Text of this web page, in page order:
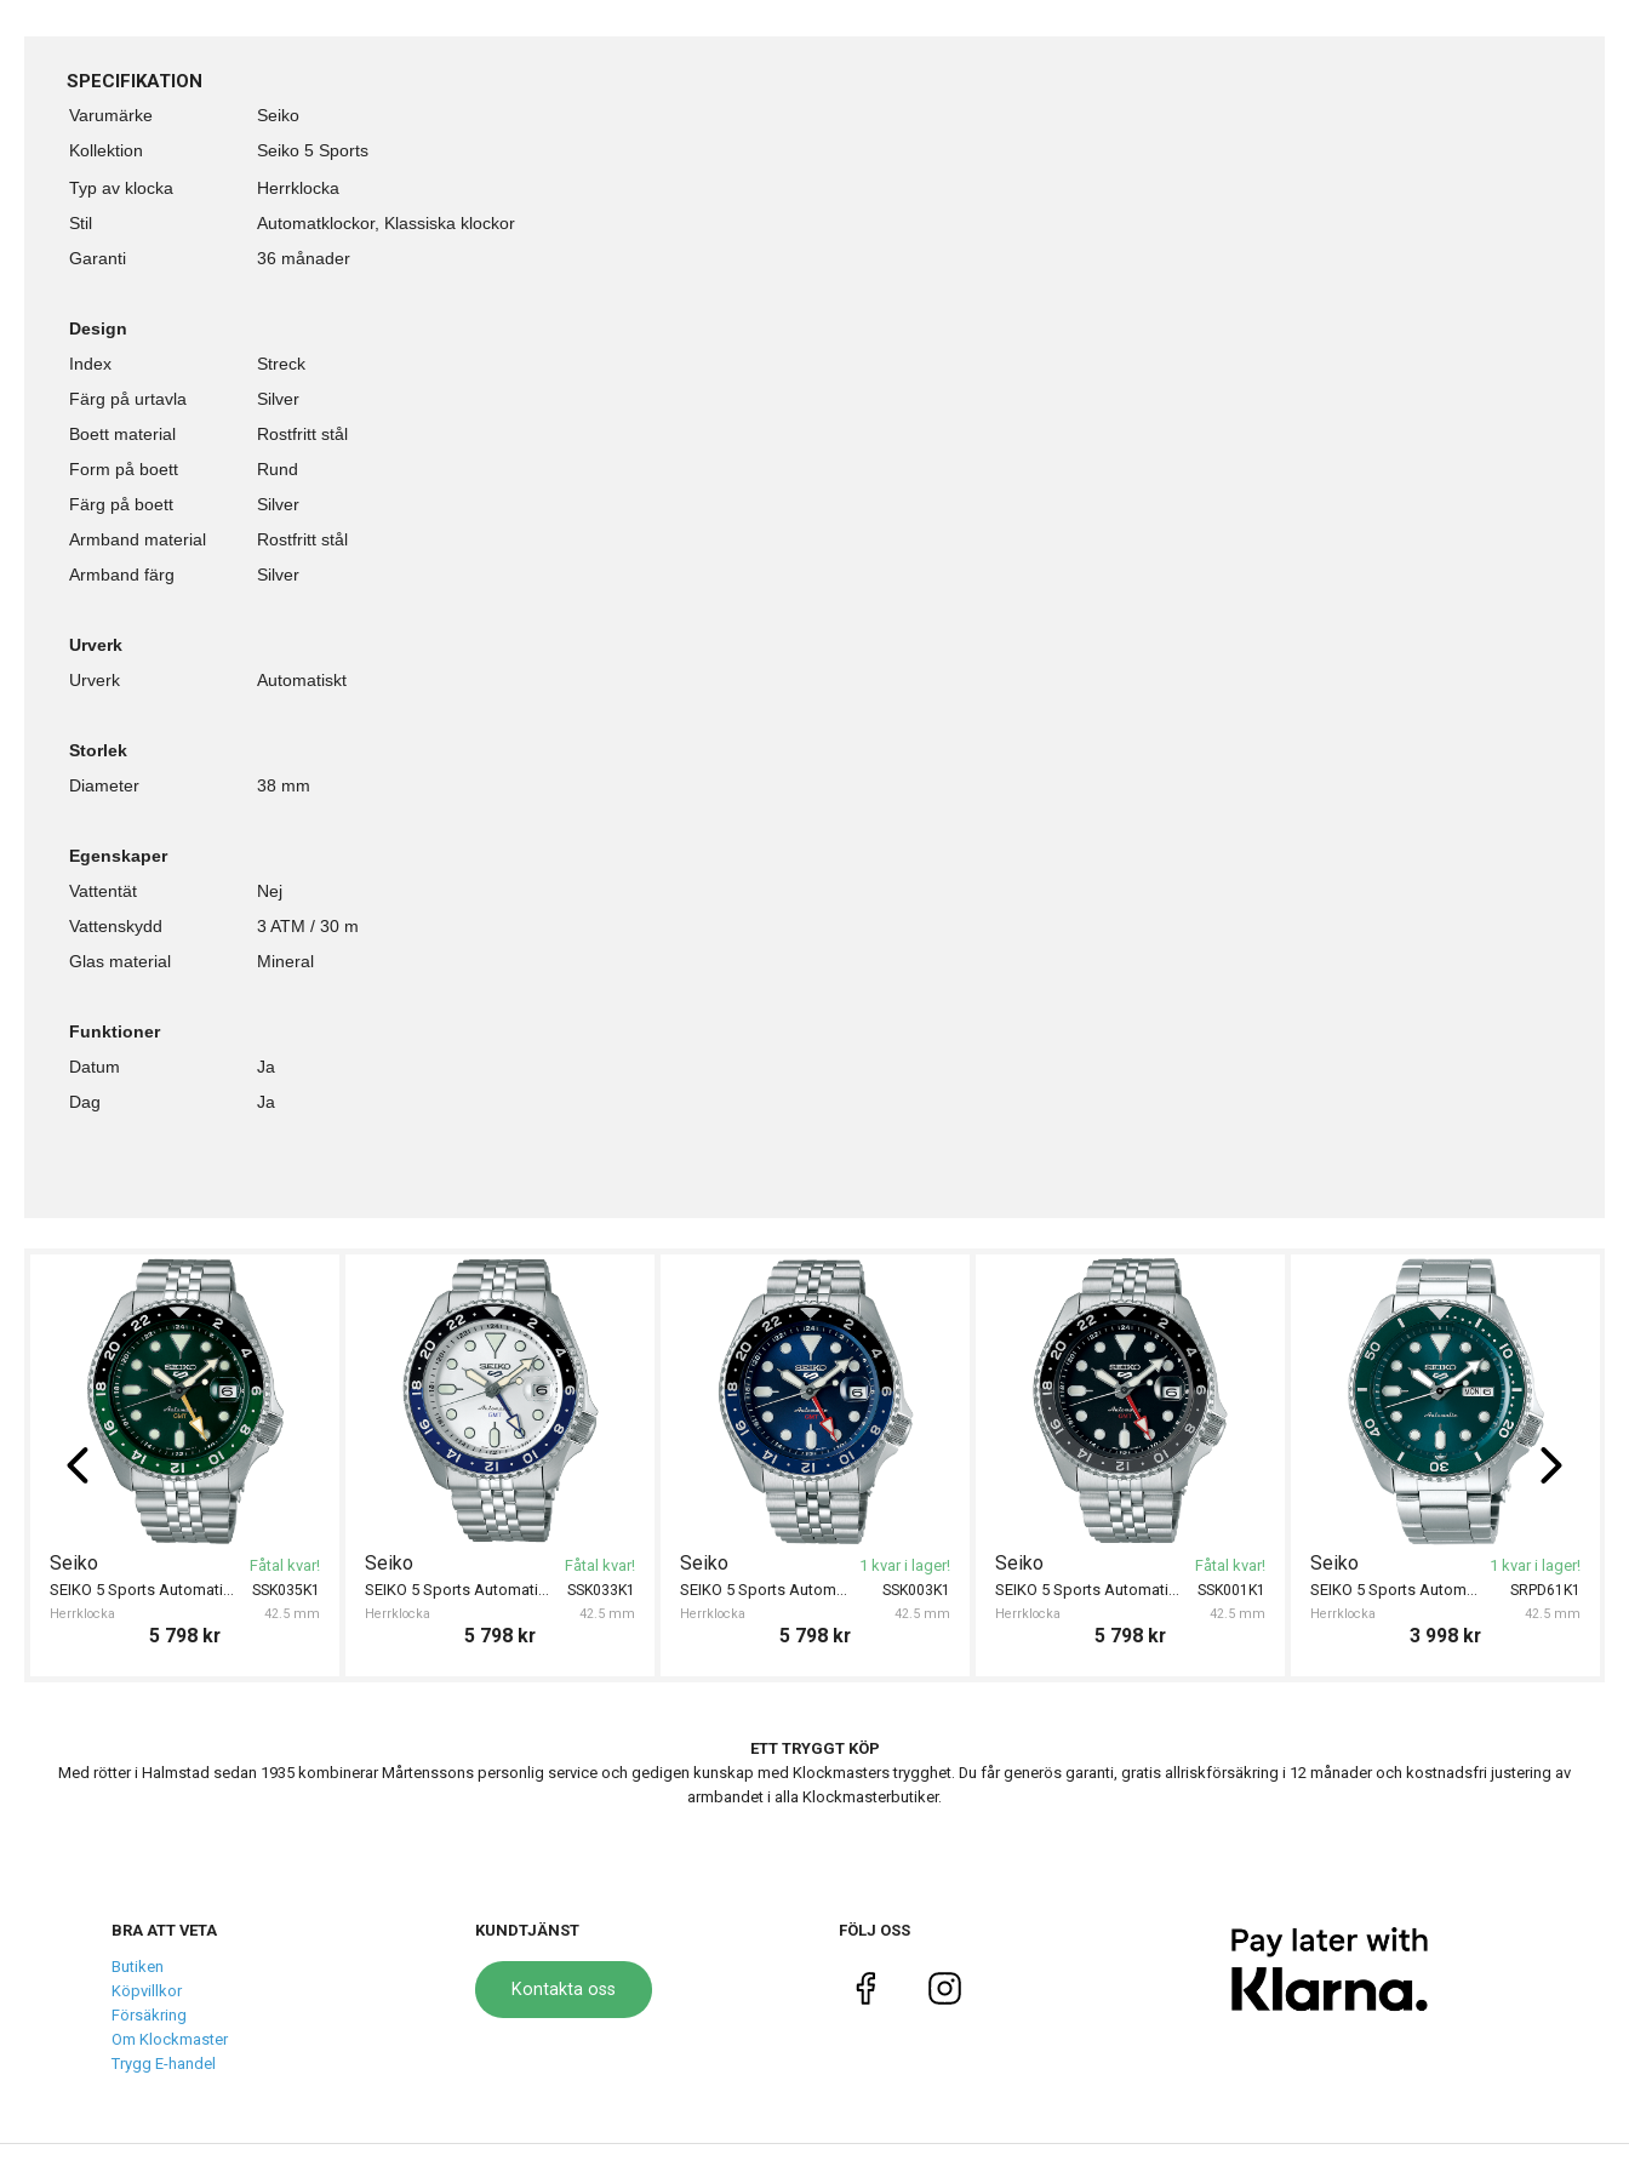
SPECIFIKATION
Varumärke
Seiko
Kollektion
Seiko 5 Sports
Typ av klocka
Herrklocka
Stil
Automatklockor, Klassiska klockor
Garanti
36 månader
Design
Index
Streck
Färg på urtavla
Silver
Boett material
Rostfritt stål
Form på boett
Rund
Färg på boett
Silver
Armband material
Rostfritt stål
Armband färg
Silver
Urverk
Urverk
Automatiskt
Storlek
Diameter
38 mm
Egenskaper
Vattentät
Nej
Vattenskydd
3 ATM / 30 m
Glas material
Mineral
Funktioner
Datum
Ja
Dag
Ja
SSK035K1
Seiko
Herrklocka 42.5 mm
SEIKO 5 Sports Automatic GMT 42.5mm
Fåtal kvar!
5 798 kr
SSK033K1
Seiko
Herrklocka 42.5 mm
SEIKO 5 Sports Automatic GMT 42.5mm
Fåtal kvar!
5 798 kr
SSK003K1
Seiko
Herrklocka 42.5 mm
SEIKO 5 Sports Automatic GMT 42.5mm
1 kvar i lager!
5 798 kr
SSK001K1
Seiko
Herrklocka 42.5 mm
SEIKO 5 Sports Automatic GMT 42.5mm
Fåtal kvar!
5 798 kr
SRPD61K1
Seiko
Herrklocka 42.5 mm
SEIKO 5 Sports Automatic 42.5mm
1 kvar i lager!
3 998 kr
ETT TRYGGT KÖP
Med rötter i Halmstad sedan 1935 kombinerar Mårtenssons personlig service och gedigen kunskap med Klockmasters trygghet. Du får generös garanti, gratis allriskförsäkring i 12 månader och kostnadsfri justering av
armbandet i alla Klockmasterbutiker.
BRA ATT VETA
Butiken
Köpvillkor
Försäkring
Om Klockmaster
Trygg E-handel
KUNDTJÄNST
Kontakta oss
FÖLJ OSS